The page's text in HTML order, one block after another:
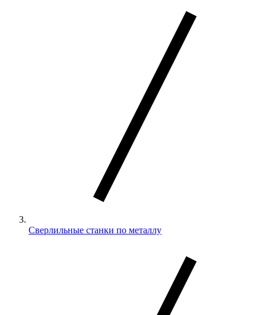
Сверлильные станки по металлу